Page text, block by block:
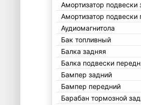
Амортизатор подвески
Амортизатор подвески
Аудиомагнитола
Бак топливный
Балка задняя
Балка подвески
Бампер задний
Бампер передний
Барабан тормозной